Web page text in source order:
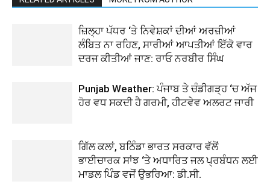
ਜ਼ਿਲ੍ਹਾ ਪੱਧਰ ‘ਤੇ ਨਿਵੇਸ਼ਕਾਂ ਦੀਆਂ ਅਰਜ਼ੀਆਂ
ਲੰਬਿਤ ਨਾ ਰਹਿਣ, ਸਾਰੀਆਂ ਆਪਤੀਆਂ ਇੱਕੋ ਵਾਰ
ਦਰਜ ਕੀਤੀਆਂ ਜਾਣ: ਰਾਓ ਨਰਬੀਰ ਸਿੰਘ
Punjab Weather: ਪੰਜਾਬ ਤੇ ਚੰਡੀਗੜ੍ਹ ‘ਚ ਅੱਜ
ਹੋਰ ਵਧ ਸਕਦੀ ਹੈ ਗਰਮੀ, ਹੀਟਵੇਵ ਅਲਰਟ ਜਾਰੀ
ਗਿੱਲ ਕਲਾਂ, ਬਠਿੰਡਾ ਭਾਰਤ ਸਰਕਾਰ ਵੱਲੋਂ
ਭਾਈਚਾਰਕ ਸਾਂਝ ‘ਤੇ ਅਧਾਰਿਤ ਜਲ ਪ੍ਰਬੰਧਨ ਲਈ
ਮਾਡਲ ਪਿੰਡ ਵਜੋਂ ਉਭਰਿਆ: ਡੀ.ਸੀ.